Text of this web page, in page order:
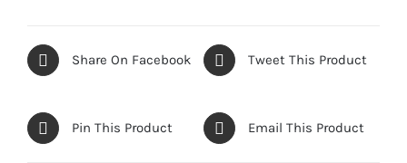
Share On Facebook Tweet This Product
Pin This Product Email This Product